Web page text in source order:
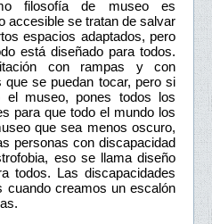
filosofía de museo es
accesible se tratan de salvar
espacios adaptados, pero
está diseñado para todos.
con rampas y con
que se puedan tocar, pero si
el museo, pones todos los
para que todo el mundo los
que sea menos oscuro,
personas con discapacidad
eso se llama diseño
todos. Las discapacidades
cuando creamos un escalón